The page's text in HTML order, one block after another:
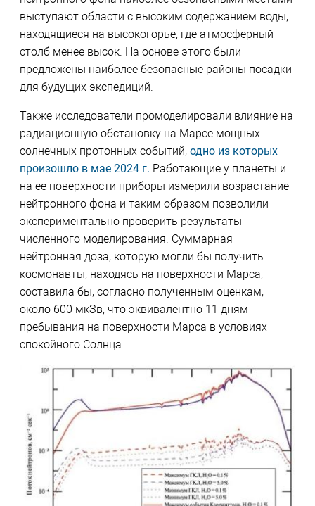
выступают области с высоким содержанием воды,
находящиеся на высокогорье, где атмосферный
столб менее высок. На основе этого были
предложены наиболее безопасные районы посадки
для будущих экспедиций.
Также исследователи промоделировали влияние на
радиационную обстановку на Марсе мощных
солнечных протонных событий, одно из которых
произошло в мае 2024 г. Работающие у планеты и
на её поверхности приборы измерили возрастание
нейтронного фона и таким образом позволили
экспериментально проверить результаты
численного моделирования. Суммарная
нейтронная доза, которую могли бы получить
космонавты, находясь на поверхности Марса,
составила бы, согласно полученным оценкам,
около 600 мкЗв, что эквивалентно 11 дням
пребывания на поверхности Марса в условиях
спокойного Солнца.